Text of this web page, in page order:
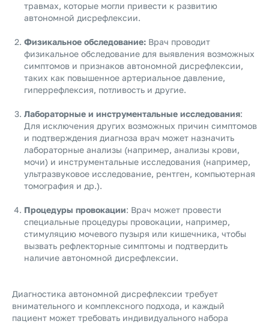
травмах, которые могли привести к развитию
автономной дисрефлексии.
Физикальное обследование: Врач проводит
физикальное обследование для выявления возможных
симптомов и признаков автономной дисрефлексии,
таких как повышенное артериальное давление,
гиперрефлексия, потливость и другие.
Лабораторные и инструментальные исследования:
Для исключения других возможных причин симптомов
и подтверждения диагноза врач может назначить
лабораторные анализы (например, анализы крови,
мочи) и инструментальные исследования (например,
ультразвуковое исследование, рентген, компьютерная
томография и др.).
Процедуры провокации: Врач может провести
специальные процедуры провокации, например,
стимуляцию мочевого пузыря или кишечника, чтобы
вызвать рефлекторные симптомы и подтвердить
наличие автономной дисрефлексии.
Диагностика автономной дисрефлексии требует
внимательного и комплексного подхода, и каждый
пациент может требовать индивидуального набора